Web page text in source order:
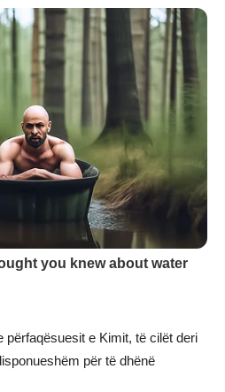
përfaqësuesit e Kimit, të cilët deri
për të dhënë